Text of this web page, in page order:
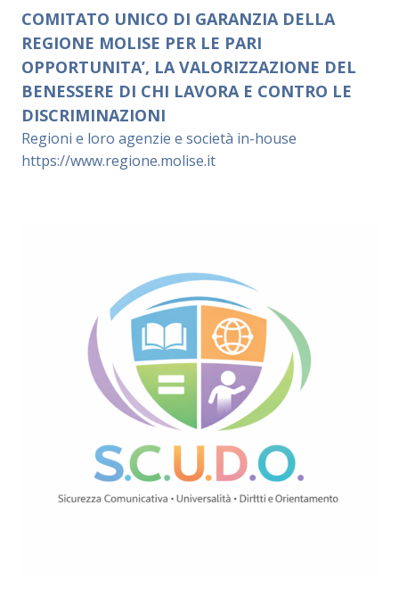
COMITATO UNICO DI GARANZIA DELLA
REGIONE MOLISE PER LE PARI
OPPORTUNITA’, LA VALORIZZAZIONE DEL
BENESSERE DI CHI LAVORA E CONTRO LE
DISCRIMINAZIONI
Regioni e loro agenzie e società in-house
https://www.regione.molise.it